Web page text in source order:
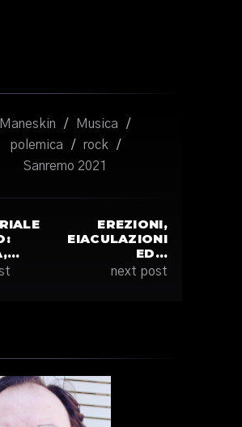
Maneskin / Musica
/
polemica
/ rock
/
Sanremo 2021
EREZIONI,
EIACULAZIONI
ED…
next post